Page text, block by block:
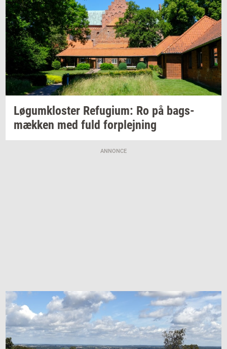
Løgum­klo­ster Re­fu­gi­um: Ro på bags­
mæk­ken med fuld for­plej­ning
ANNONCE